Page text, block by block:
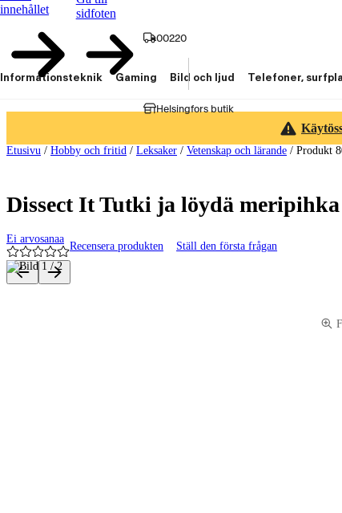
innehållet
sidfoten
00220
Helsingfors butik
Informationsteknik Gaming Bild och ljud Telefoner,
Etusivu / Hobby och fritid / Leksaker / Vetenskap och lärande / Produkt
Dissect It Tutki ja löydä
Ei arvosanaa
Recensera produkten Ställ den första frågan
Produktbilder och videor